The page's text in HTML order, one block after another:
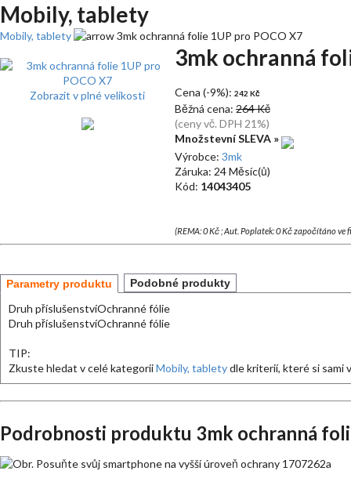
Mobily, tablety
Mobily, tablety 3mk ochranná folie 1UP pro POCO X7
Zobrazit v plné velikosti
3mk ochranná
Cena (-9%): 242 Kč
Běžná cena: 264 Kč
(ceny vč. DPH 21%)
Množstevní SLEVA »
Výrobce: 3mk
Záruka: 24 Měsíc(ů)
Kód: 14043405
(REMA: 0 Kč ; Aut. Poplatek: 0 Kč započítáno
Parametry produktu Podobné produkty
Druh příslušenstvíOchranné fólie
Druh příslušenstvíOchranné fólie
TIP:
Zkuste hledat v celé kategoriiMobily, tabletydle kriterií, které si sami
Podrobnosti produktu 3mk ochranná